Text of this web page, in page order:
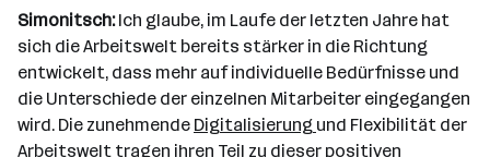
Simonitsch:Ich glaube, im Laufe der letzten Jahre hat
sich die Arbeitswelt bereits stärker in die Richtung
entwickelt, dass mehr auf individuelle Bedürfnisse und
die Unterschiede der einzelnen Mitarbeiter eingegangen
wird. Die zunehmende Digitalisierung und Flexibilität der
Arbeitswelt tragen ihren Teil zu dieser positiven